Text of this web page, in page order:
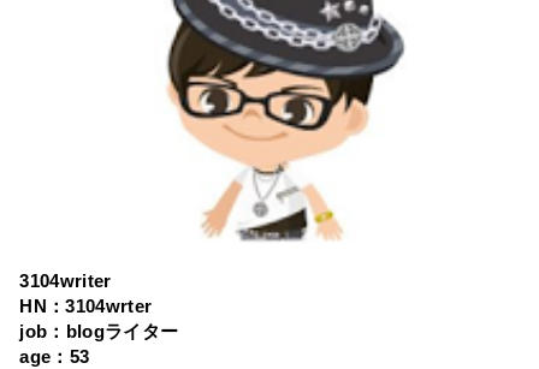
3104writer
HN：3104wrter
job：blogライター
age：53